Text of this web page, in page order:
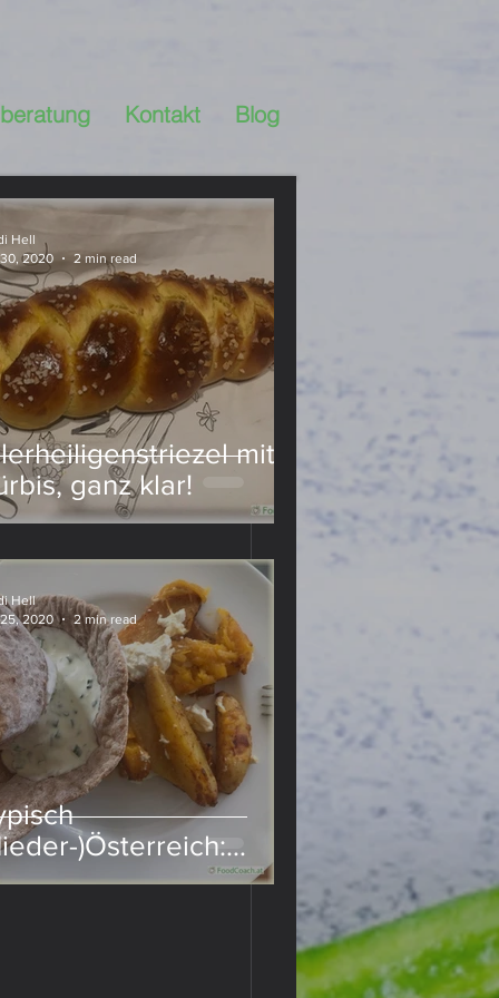
Kontakt Blog
Ernährungsberatung
DiY
Hülsenfrüchte
Hälfte
es von
mit –
ganz klar!
Hell
2020
2 min read
)Österreich:
mit Sauerteig
Hell
2020
2 min read